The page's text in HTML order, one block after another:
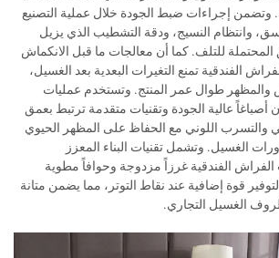
وتضمن إجراءات ضبط الجودة خلال عملية التصنيع
وانتظام النسيج، ودقة التشطيب الذي يزيل
للتلف. كما أن معالجات ما قبل الانكماش
الفندقية تمنع التغيرات البعدية بعد الغسيل،
والمظهر طوال عمر المنتج. وتستخدم عمليات
أصباغاً عالية الجودة وتقنيات متقدمة ترتبط بعمق
والتسرب اللوني مع الحفاظ على المظهر الحيوي
الغسيل. وتشمل تقنيات البناء المعزز
الفندقية غرزاً مزدوجة وحوافاً مطوية
قوة إضافية عند نقاط التوتر، مما يضمن متانة
الغسيل التجاري.